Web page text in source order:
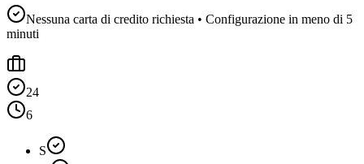
Nessuna carta di credito richiesta • Configurazione in meno di 5
minuti
24
6
S